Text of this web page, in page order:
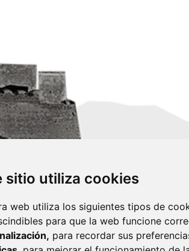
sitio utiliza cookies
web utiliza los siguientes tipos de
para que la web funcione
para recordar sus